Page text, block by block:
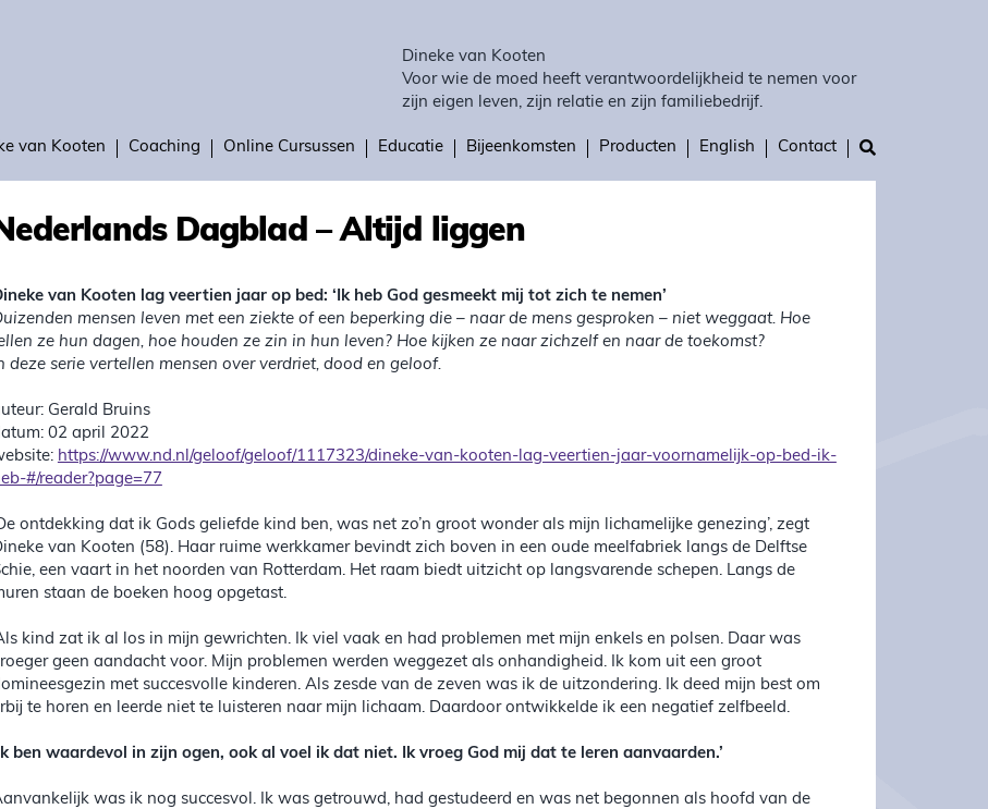
Dineke van Kooten
Voor wie de moed heeft verantwoordelijkheid te nemen voor
zijn eigen leven, zijn relatie en zijn familiebedrijf.
van Kooten Coaching Online Cursussen Educatie Bijeenkomsten Producten English Contact
Dagblad – Altijd liggen
van Kooten lag veertien jaar op bed: ‘Ik heb God gesmeekt mij tot zich te nemen’
mensen leven met een ziekte of een beperking die – naar de mens gesproken – niet weggaat. Hoe
ze hun dagen, hoe houden ze zin in hun leven? Hoe kijken ze naar zichzelf en naar de toekomst?
deze serie vertellen mensen over verdriet, dood en geloof.
Gerald Bruins
02 april 2022
https://www.nd.nl/geloof/geloof/1117323/dineke-van-kooten-lag-veertien-jaar-voornamelijk-op-bed-ik-
#/reader?page=77
ontdekking dat ik Gods geliefde kind ben, was net zo’n groot wonder als mijn lichamelijke genezing’, zegt
van Kooten (58). Haar ruime werkkamer bevindt zich boven in een oude meelfabriek langs de Delftse
een vaart in het noorden van Rotterdam. Het raam biedt uitzicht op langsvarende schepen. Langs de
staan de boeken hoog opgetast.
kind zat ik al los in mijn gewrichten. Ik viel vaak en had problemen met mijn enkels en polsen. Daar was
geen aandacht voor. Mijn problemen werden weggezet als onhandigheid. Ik kom uit een groot
met succesvolle kinderen. Als zesde van de zeven was ik de uitzondering. Ik deed mijn best om
te horen en leerde niet te luisteren naar mijn lichaam. Daardoor ontwikkelde ik een negatief zelfbeeld.
ben waardevol in zijn ogen, ook al voel ik dat niet. Ik vroeg God mij dat te leren aanvaarden.’
was ik nog succesvol. Ik was getrouwd, had gestudeerd en was net begonnen als hoofd van de